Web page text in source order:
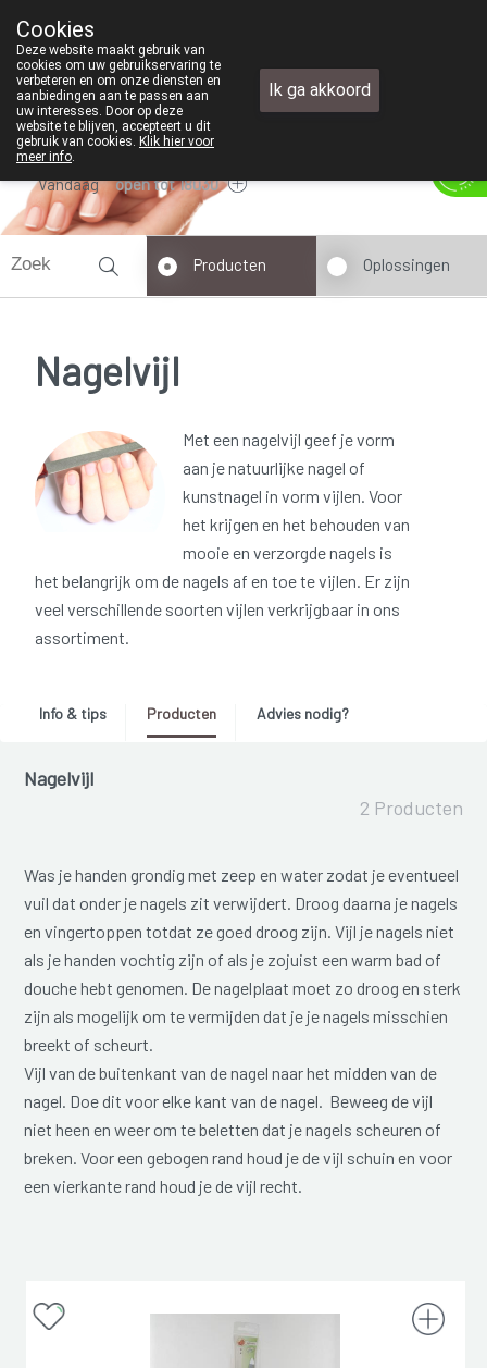
+32 (0)11 610 300
Vandaag open tot 18u30
Producten Oplossingen
Nagelvijl
Met een nagelvijl geef je vorm
aan je natuurlijke nagel of
kunstnagel in vorm vijlen. Voor
het krijgen en het behouden van
mooie en verzorgde nagels is
het belangrijk om de nagels af en toe te vijlen. Er zijn
veel verschillende soorten vijlen verkrijgbaar in ons
assortiment.
Info & tips Producten Advies nodig?
Nagelvijl
2 Producten
Was je handen grondig met zeep en water zodat je eventueel
vuil dat onder je nagels zit verwijdert. Droog daarna je nagels
en vingertoppen totdat ze goed droog zijn. Vijl je nagels niet
als je handen vochtig zijn of als je zojuist een warm bad of
douche hebt genomen. De nagelplaat moet zo droog en sterk
zijn als mogelijk om te vermijden dat je je nagels misschien
breekt of scheurt.
Vijl van de buitenkant van de nagel naar het midden van de
nagel. Doe dit voor elke kant van de nagel. Beweeg de vijl
niet heen en weer om te beletten dat je nagels scheuren of
breken. Voor een gebogen rand houd je de vijl schuin en voor
een vierkante rand houd je de vijl recht.
Cookies
Deze website maakt gebruik van
cookies om uw gebruikservaring te
verbeteren en om onze diensten en
aanbiedingen aan te passen aan
uw interesses. Door op deze
website te blijven, accepteert u dit
gebruik van cookies. Klik hier voor
meer info.
Ik ga akkoord